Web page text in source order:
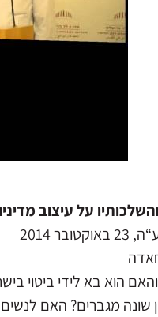
על עיצוב
2014
הוא בא לידי ביטוי
מגברים? האם לנשים